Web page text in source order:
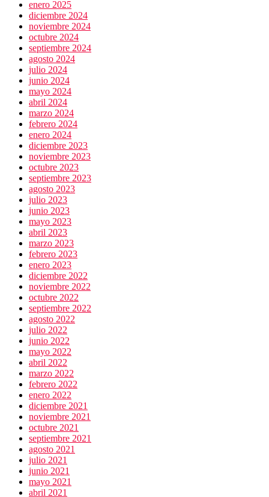
enero 2025
diciembre 2024
noviembre 2024
octubre 2024
septiembre 2024
agosto 2024
julio 2024
junio 2024
mayo 2024
abril 2024
marzo 2024
febrero 2024
enero 2024
diciembre 2023
noviembre 2023
octubre 2023
septiembre 2023
agosto 2023
julio 2023
junio 2023
mayo 2023
abril 2023
marzo 2023
febrero 2023
enero 2023
diciembre 2022
noviembre 2022
octubre 2022
septiembre 2022
agosto 2022
julio 2022
junio 2022
mayo 2022
abril 2022
marzo 2022
febrero 2022
enero 2022
diciembre 2021
noviembre 2021
octubre 2021
septiembre 2021
agosto 2021
julio 2021
junio 2021
mayo 2021
abril 2021